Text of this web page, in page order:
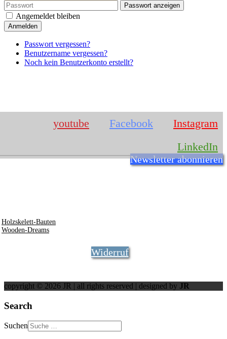
Passwort anzeigen
Angemeldet bleiben
Anmelden
Passwort vergessen?
Benutzername vergessen?
Noch kein Benutzerkonto erstellt?
youtube Facebook
Instagram
LinkedIn
Newsletter abonnieren
Holzskelett-Bauten
Wooden-Dreams
Widerruf
copyright © 2026 JR | all rights reserved | designed by JR
Search
Suchen